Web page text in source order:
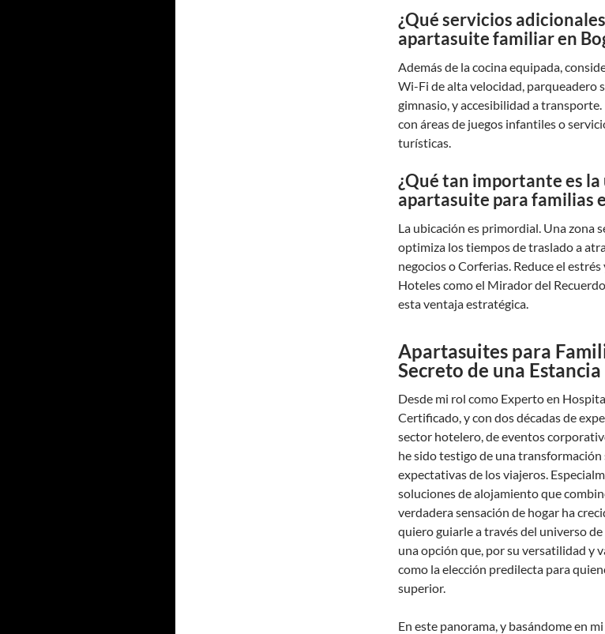
¿Qué servicios
apartasuite familiar en
Además de la cocina equipada,
Wi-Fi de alta velocidad, parqueadero
gimnasio, y accesibilidad a
con áreas de juegos infantiles o
turísticas.
¿Qué tan importante es
apartasuite para familias
La ubicación es primordial. Una zona
optimiza los tiempos de traslado a
negocios o Corferias. Reduce el
Hoteles como el Mirador del
esta ventaja estratégica.
Apartasuites para
Secreto de una
Desde mi rol como Experto en
Certificado, y con dos décadas de
sector hotelero, de eventos
he sido testigo de una
expectativas de los viajeros.
soluciones de alojamiento que
verdadera sensación de hogar ha
quiero guiarle a través del universo de
una opción que, por su versatilidad y
como la elección predilecta para
superior.
En este panorama, y basándome en